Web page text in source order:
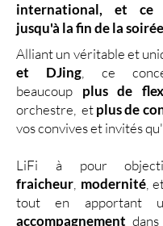
international, et
jusqu'à la fin de la
Alliant un véritable et
et DJing
ce
beaucoup plus de
orchestre, etplus de
vos convives et invités
LiFi à pour
fraicheur modernité,
tout en apportant
accompagnement